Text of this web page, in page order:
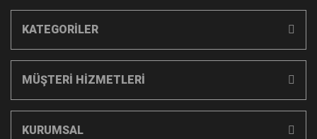
KATEGORİLER
MÜŞTERİ HİZMETLERİ
KURUMSAL